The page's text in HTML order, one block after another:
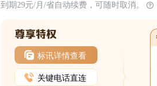
到期29元/月/省自动续费，可随时取消。
标讯详情查看
关键电话直连